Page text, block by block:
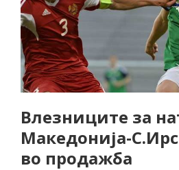
Влезниците за
Македонија-
во продажба